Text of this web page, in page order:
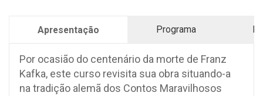
Apresentação Programa
Por ocasião do centenário da morte de Franz
Kafka, este curso revisita sua obra situando-a
na tradição alemã dos Contos Maravilhosos